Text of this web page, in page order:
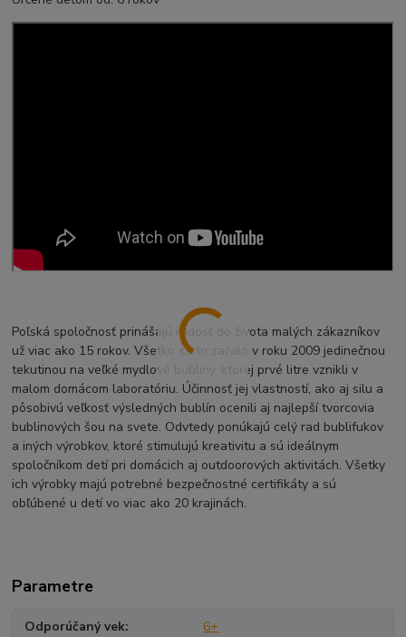
Poľská spoločnosť prinášajú radosť do života malých zákazníkov
už viac ako 15 rokov. Všetko sa to začalo v roku 2009 jedinečnou
tekutinou na veľké mydlové bubliny, ktorej prvé litre vznikli v
malom domácom laboratóriu. Účinnosť jej vlastností, ako aj silu a
pôsobivú veľkosť výsledných bublín ocenili aj najlepší tvorcovia
bublinových šou na svete. Odvtedy ponúkajú celý rad bublifukov
a iných výrobkov, ktoré stimulujú kreativitu a sú ideálnym
spoločníkom detí pri domácich aj outdoorových aktivitách. Všetky
ich výrobky majú potrebné bezpečnostné certifikáty a sú
obľúbené u detí vo viac ako 20 krajinách.
Parametre
Odporúčaný vek 6+